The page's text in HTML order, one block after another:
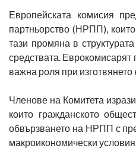
Европейската комисия
партньорство (НРПП),
тази промяна в
средствата.
важна роля при
Членове на Комитета
които гражданското
обвързването на НРПП с
макроикономически